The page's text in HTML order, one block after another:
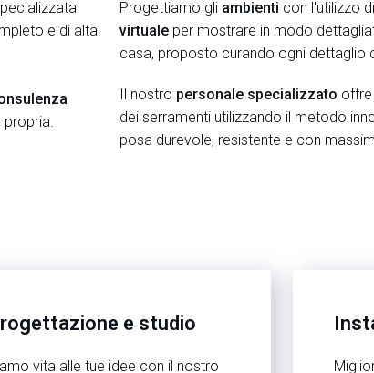
e di alta
propria.
Progettiamo gli ambienti con l'utilizzo di
virtuale per mostrare in modo
casa, proposto curando ogni dettaglio
Il nostro personale specializzato offre
dei serramenti utilizzando il metodo
posa durevole, resistente e con
e studio
vita alle tue idee con il nostro